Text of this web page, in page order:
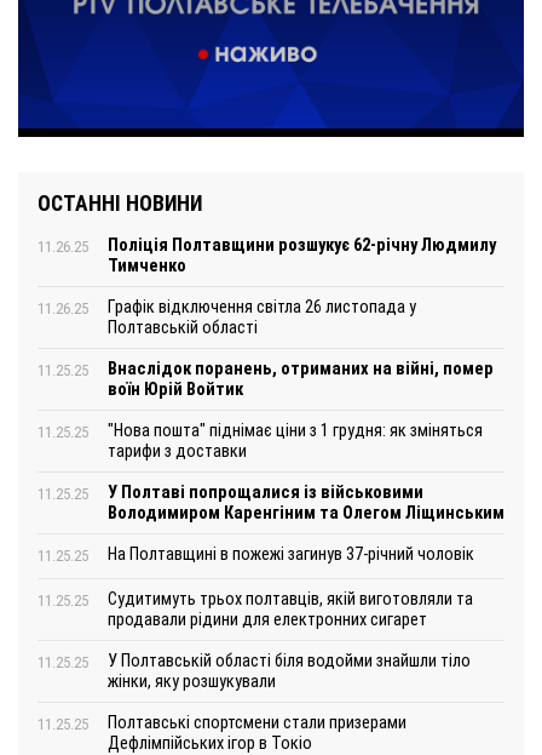
ОСТАННІ НОВИНИ
11.26.25
Поліція Полтавщини розшукує 62-річну Людмилу
Тимченко
11.26.25
Графік відключення світла 26 листопада у
Полтавській області
11.25.25
Внаслідок поранень, отриманих на війні, помер
воїн Юрій Войтик
11.25.25
"Нова пошта" піднімає ціни з 1 грудня: як зміняться
тарифи з доставки
11.25.25
У Полтаві попрощалися із військовими
Володимиром Каренгіним та Олегом Ліщинським
11.25.25 На Полтавщині в пожежі загинув 37-річний чоловік
11.25.25
Судитимуть трьох полтавців, якій виготовляли та
продавали рідини для електронних сигарет
11.25.25
У Полтавській області біля водойми знайшли тіло
жінки, яку розшукували
11.25.25
Полтавські спортсмени стали призерами
Дефлімпійських ігор в Токіо